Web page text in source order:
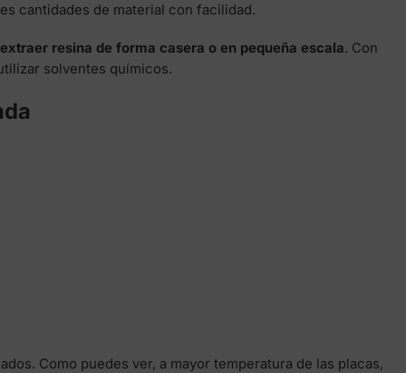
cantidades de material con facilidad.
extraer resina de forma casera o en pequeña escala. Con
solventes químicos.
Como puedes ver, a mayor temperatura de las placas,